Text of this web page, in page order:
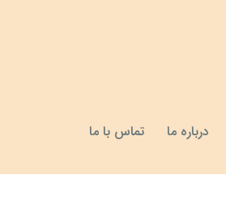
درباره ما تماس با ما